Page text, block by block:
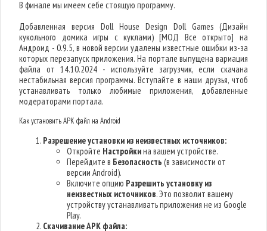
В финале мы имеем себе стоящую программу.
Добавленная версия Doll House Design Doll Games (Дизайн
кукольного домика игры с куклами) [МОД Все открыто] на
Андроид - 0.9.5, в новой версии удалены известные ошибки из-за
которых перезапуск приложения. На портале выпущена вариация
файла от 14.10.2024 - используйте загрузчик, если скачана
нестабильная версия программы. Вступайте в наши друзья, чтоб
устанавливать только любимые приложения, добавленные
модераторами портала.
Как установить APK файл на Android
Разрешение установки из неизвестных источников:
Откройте Настройкина вашем устройстве.
Перейдите в Безопасность (в зависимости от
версии Android).
Включите опцию Разрешить установку из
неизвестных источников. Это позволит вашему
устройству устанавливать приложения не из Google
Play.
Скачивание APK файла: